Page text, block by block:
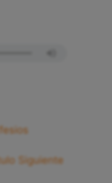
Siguiente